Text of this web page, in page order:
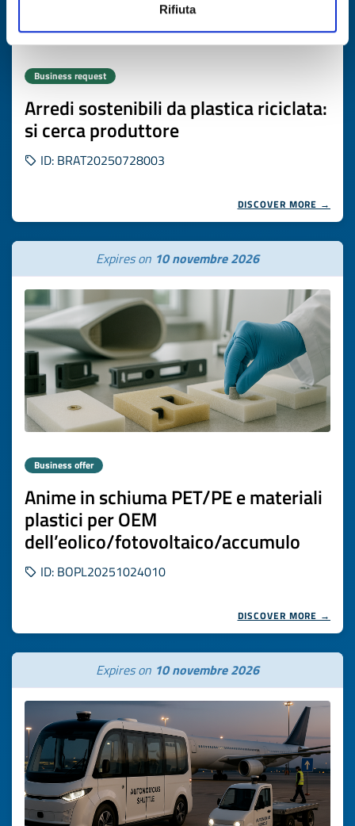
Rifiuta
Business request
Arredi sostenibili da plastica riciclata:
si cerca produttore
ID: BRAT20250728003
DISCOVER MORE →
Expires on 10 novembre 2026
Business offer
Anime in schiuma PET/PE e materiali
plastici per OEM
dell’eolico/fotovoltaico/accumulo
ID: BOPL20251024010
DISCOVER MORE →
Expires on 10 novembre 2026